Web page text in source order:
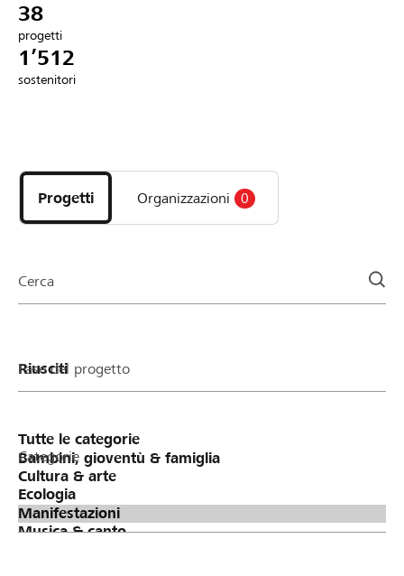
Collegarsi
DE FR IT
38
progetti
1’512
sostenitori
i
progetti
e
della
Progetti Organizzazioni 0
Cerca
Fase del progetto
Categorie